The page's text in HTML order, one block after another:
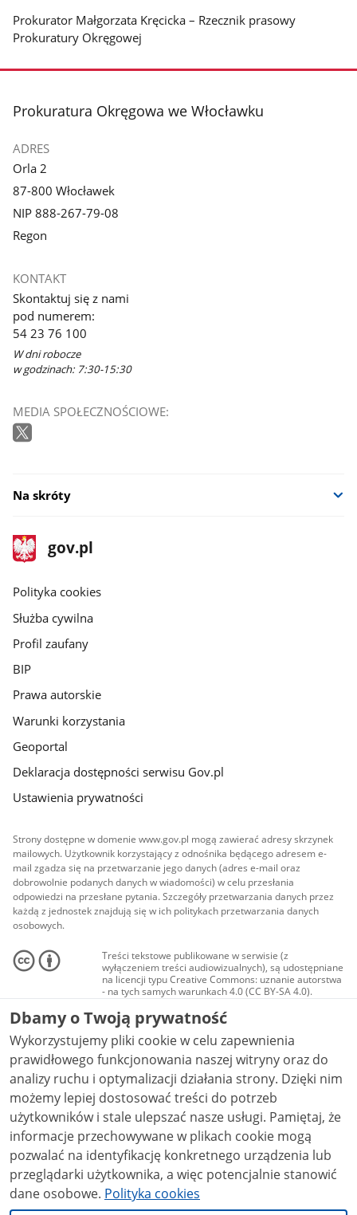
Prokurator Małgorzata Kręcicka – Rzecznik prasowy
Prokuratury Okręgowej
stopka
Prokuratura Okręgowa we Włocławku
ADRES
Orla 2
87-800 Włocławek
NIP 888-267-79-08
Regon
KONTAKT
Skontaktuj się z nami
pod numerem:
54 23 76 100
W dni robocze
w godzinach: 7:30-15:30
MEDIA SPOŁECZNOŚCIOWE:
Na skróty
stopka
gov.pl
Strona
gov.pl
gov.pl
Polityka cookies
Służba cywilna
Profil zaufany
BIP
Prawa autorskie
Warunki korzystania
Geoportal
Deklaracja dostępności serwisu Gov.pl
Ustawienia prywatności
Strony dostępne w domenie www.gov.pl mogą zawierać adresy skrzynek
mailowych. Użytkownik korzystający z odnośnika będącego adresem e-
mail zgadza się na przetwarzanie jego danych (adres e-mail oraz
dobrowolnie podanych danych w wiadomości) w celu przesłania
odpowiedzi na przesłane pytania. Szczegóły przetwarzania danych przez
każdą z jednostek znajdują się w ich politykach przetwarzania danych
osobowych.
Treści tekstowe publikowane w serwisie (z
wyłączeniem treści audiowizualnych), są udostępniane
na licencji typu Creative Commons: uznanie autorstwa
- na tych samych warunkach 4.0 (CC BY-SA 4.0).
Materiały audiowizualne, w tym zdjęcia, materiały
audio i wideo, są udostępniane na licencji typu
Creative Commons: uznanie autorstwa użycie
niekomercyjne - bez utworów zależnych 4.0 (CC BY-
NC-ND 4.0), o ile nie jest to stwierdzone inaczej.
Dbamy o Twoją prywatność
Wykorzystujemy pliki cookie w celu zapewnienia
prawidłowego funkcjonowania naszej witryny oraz do
analizy ruchu i optymalizacji działania strony. Dzięki nim
możemy lepiej dostosować treści do potrzeb
użytkowników i stale ulepszać nasze usługi. Pamiętaj, że
informacje przechowywane w plikach cookie mogą
pozwalać na identyfikację konkretnego urządzenia lub
przeglądarki użytkownika, a więc potencjalnie stanowić
dane osobowe. Polityka cookies